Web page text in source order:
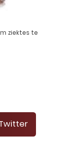
ziektes te